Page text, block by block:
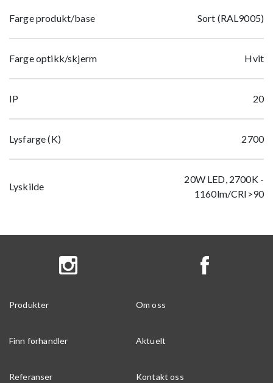
Farge produkt/base Sort (RAL9005)
Farge optikk/skjerm Hvit
IP 20
Lysfarge (K) 2700
Lyskilde
20W LED, 2700K -
1160lm/CRI>90
Produkter Om oss
Finn forhandler Aktuelt
Referanser Kontakt oss